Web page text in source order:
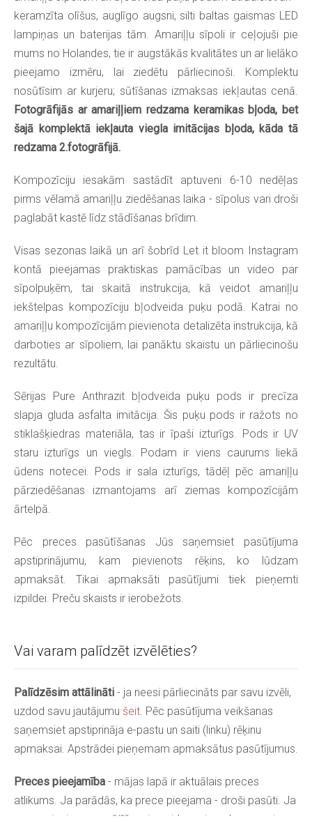
Vai varam palīdzēt izvēlēties?
Palīdzēsim attālināti - ja neesi pārliecināts par savu izvēli,
uzdod savu jautājumu šeit. Pēc pasūtījuma veikšanas
saņemsiet apstiprināja e-pastu un saiti (linku) rēķinu
apmaksai. Apstrādei pieņemam apmaksātus pasūtījumus.
Preces pieejamība - mājas lapā ir aktuālais preces
atlikums. Ja parādās, ka prece pieejama - droši pasūti. Ja
prece pieejama pasūtīšanai - gaidam pievedumu pavisam
keramzīta olīšus, auglīgo augsni, silti baltas gaismas LED
lampiņas un baterijas tām. Amariļļu sīpoli ir ceļojuši pie
mums no Holandes, tie ir augstākās kvalitātes un ar lielāko
pieejamo izmēru, lai ziedētu pārliecinoši. Komplektu
nosūtīsim ar kurjeru; sūtīšanas izmaksas iekļautas cenā.
Fotogrāfijās ar amariļļiem redzama keramikas bļoda, bet
šajā komplektā iekļauta viegla imitācijas bļoda, kāda tā
redzama 2.fotogrāfijā.
Kompozīciju iesakām sastādīt aptuveni 6-10 nedēļas
pirms vēlamā amariļļu ziedēšanas laika - sīpolus vari droši
paglabāt kastē līdz stādīšanas brīdim.
Visas sezonas laikā un arī šobrīd Let it bloom Instagram
kontā pieejamas praktiskas pamācības un video par
sīpolpuķēm, tai skaitā instrukcija, kā veidot amariļļu
iekštelpas kompozīciju bļodveida puķu podā. Katrai no
amariļļu kompozīcijām pievienota detalizēta instrukcija, kā
darboties ar sīpoliem, lai panāktu skaistu un pārliecinošu
rezultātu.
Sērijas Pure Anthrazit bļodveida puķu pods ir precīza
slapja gluda asfalta imitācija. Šis puķu pods ir ražots no
stiklašķiedras materiāla, tas ir īpaši izturīgs. Pods ir UV
staru izturīgs un viegls. Podam ir viens caurums liekā
ūdens notecei. Pods ir sala izturīgs, tādēļ pēc amariļļu
pārziedēšanas izmantojams arī ziemas kompozīcijām
ārtelpā.
Pēc preces pasūtīšanas Jūs saņemsiet pasūtījuma
apstiprinājumu, kam pievienots rēķins, ko lūdzam
apmaksāt. Tikai apmaksāti pasūtījumi tiek pieņemti
izpildei. Preču skaists ir ierobežots.